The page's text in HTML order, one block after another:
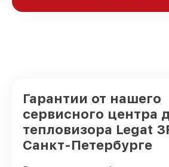
Гарантии от нашего
сервисного центра
тепловизора Legat
Санкт-Петербурге